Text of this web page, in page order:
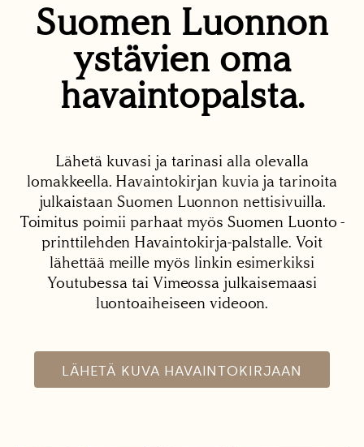
Suomen Luonnon
ystävien oma
havaintopalsta.
Lähetä kuvasi ja tarinasi alla olevalla
lomakkeella. Havaintokirjan kuvia ja tarinoita
julkaistaan Suomen Luonnon nettisivuilla.
Toimitus poimii parhaat myös Suomen Luonto -
printtilehden Havaintokirja-palstalle. Voit
lähettää meille myös linkin esimerkiksi
Youtubessa tai Vimeossa julkaisemaasi
luontoaiheiseen videoon.
LÄHETÄ KUVA HAVAINTOKIRJAAN